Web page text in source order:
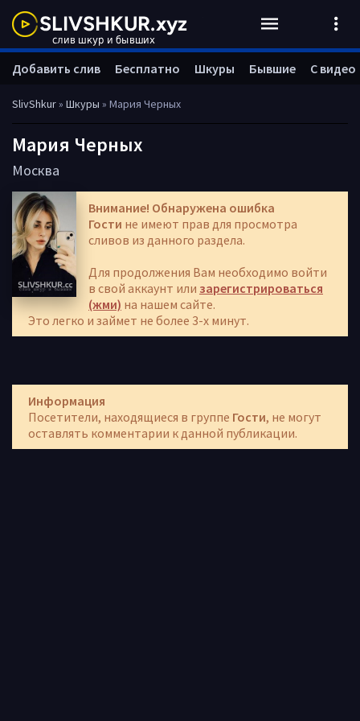
SlivShkur» Шкуры » Мария Черных
Мария Черных
Москва
Внимание! Обнаружена ошибка
Гости не имеют прав для просмотра
сливов из данного раздела.
Для продолжения Вам необходимо войти
в свой аккаунт или зарегистрироваться
(жми) на нашем сайте.
Это легко и займет не более 3-х минут.
Информация
Посетители, находящиеся в группе Гости, не могут
оставлять комментарии к данной публикации.
Добавить слив Бесплатно Шкуры Бывшие С видео